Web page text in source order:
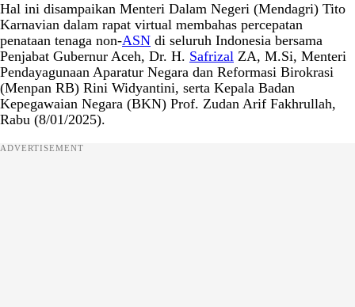
Hal ini disampaikan Menteri Dalam Negeri (Mendagri) Tito
Karnavian dalam rapat virtual membahas percepatan
penataan tenaga non-ASN di seluruh Indonesia bersama
Penjabat Gubernur Aceh, Dr. H. Safrizal ZA, M.Si, Menteri
Pendayagunaan Aparatur Negara dan Reformasi Birokrasi
(Menpan RB) Rini Widyantini, serta Kepala Badan
Kepegawaian Negara (BKN) Prof. Zudan Arif Fakhrullah,
Rabu (8/01/2025).
ADVERTISEMENT